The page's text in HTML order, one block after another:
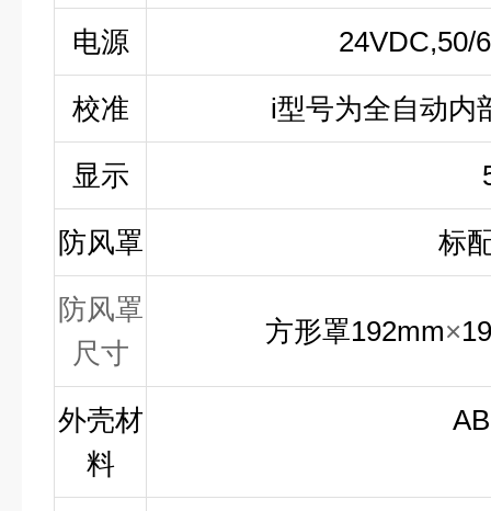
电源 24VDC,50/
校准 i型号为全自动内
显示
防风罩 标
防风罩
尺寸
方形罩192mm×
外壳材
料